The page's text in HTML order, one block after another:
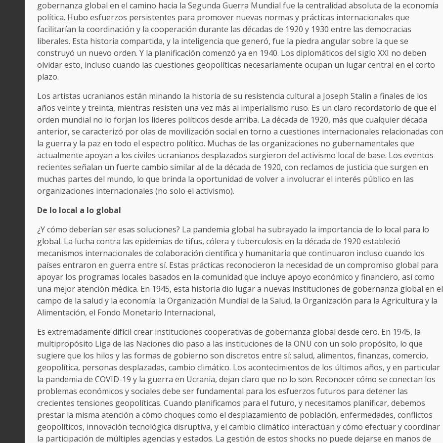
gobernanza global en el camino hacia la Segunda Guerra Mundial fue la centralidad absoluta de la economía
política. Hubo esfuerzos persistentes para promover nuevas normas y prácticas internacionales que
facilitarían la coordinación y la cooperación durante las décadas de 1920 y 1930 entre las democracias
liberales. Esta historia compartida, y la inteligencia que generó, fue la piedra angular sobre la que se
construyó un nuevo orden. Y la planificación comenzó ya en 1940. Los diplomáticos del siglo XXI no deben
olvidar esto, incluso cuando las cuestiones geopolíticas necesariamente ocupan un lugar central en el corto
plazo.
Los artistas ucranianos están minando la historia de su resistencia cultural a Joseph Stalin a finales de los
años veinte y treinta, mientras resisten una vez más al imperialismo ruso. Es un claro recordatorio de que el
orden mundial no lo forjan los líderes políticos desde arriba. La década de 1920, más que cualquier década
anterior, se caracterizó por olas de movilización social en torno a cuestiones internacionales relacionadas con
la guerra y la paz en todo el espectro político. Muchas de las organizaciones no gubernamentales que
actualmente apoyan a los civiles ucranianos desplazados surgieron del activismo local de base. Los eventos
recientes señalan un fuerte cambio similar al de la década de 1920, con reclamos de justicia que surgen en
muchas partes del mundo, lo que brinda la oportunidad de volver a involucrar el interés público en las
organizaciones internacionales (no solo el activismo).
De lo local a lo global
¿Y cómo deberían ser esas soluciones? La pandemia global ha subrayado la importancia de lo local para lo
global. La lucha contra las epidemias de tifus, cólera y tuberculosis en la década de 1920 estableció
mecanismos internacionales de colaboración científica y humanitaria que continuaron incluso cuando los
países entraron en guerra entre sí. Estas prácticas reconocieron la necesidad de un compromiso global para
apoyar los programas locales basados ​​en la comunidad que incluye apoyo económico y financiero, así como
una mejor atención médica. En 1945, esta historia dio lugar a nuevas instituciones de gobernanza global en el
campo de la salud y la economía: la Organización Mundial de la Salud, la Organización para la Agricultura y la
Alimentación, el Fondo Monetario Internacional,
Es extremadamente difícil crear instituciones cooperativas de gobernanza global desde cero. En 1945, la
multipropósito Liga de las Naciones dio paso a las instituciones de la ONU con un solo propósito, lo que
sugiere que los hilos y las formas de gobierno son discretos entre sí: salud, alimentos, finanzas, comercio,
geopolítica, personas desplazadas, cambio climático. Los acontecimientos de los últimos años, y en particular
la pandemia de COVID-19 y la guerra en Ucrania, dejan claro que no lo son. Reconocer cómo se conectan los
problemas económicos y sociales debe ser fundamental para los esfuerzos futuros para detener las
crecientes tensiones geopolíticas. Cuando planificamos para el futuro, y necesitamos planificar, debemos
prestar la misma atención a cómo choques como el desplazamiento de población, enfermedades, conflictos
geopolíticos, innovación tecnológica disruptiva, y el cambio climático interactúan y cómo efectuar y coordinar
la participación de múltiples agencias y estados. La gestión de estos shocks no puede dejarse en manos de